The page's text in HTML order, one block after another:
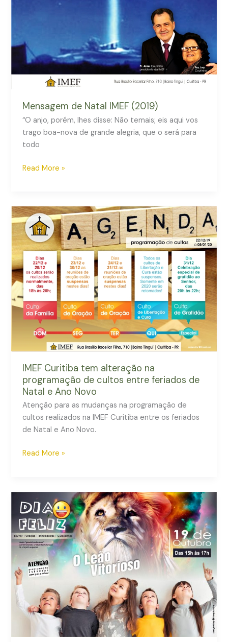
Mensagem de Natal IMEF (2019)
“O anjo, porém, lhes disse: Não temais; eis aqui vos
trago boa-nova de grande alegria, que o será para
todo
Read More »
IMEF Curitiba tem alteração na
programação de cultos entre feriados de
Natal e Ano Novo
Atenção para as mudanças na programação de
cultos realizados na IMEF Curitiba entre os feriados
de Natal e Ano Novo.
IMEF
Curitiba
tem
alteração
na
programação
de
cultos
entre
feriados
Ano
Novo
Read More »
IMEF
ORGANIZA
NOVA
EDIÇÃO
DO
“DIA
FELIZ”